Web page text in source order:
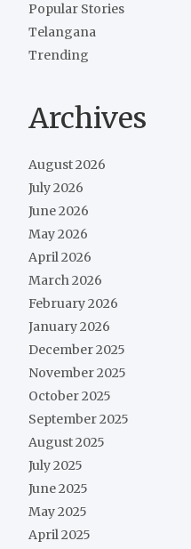
Popular Stories
Telangana
Trending
Archives
August 2026
July 2026
June 2026
May 2026
April 2026
March 2026
February 2026
January 2026
December 2025
November 2025
October 2025
September 2025
August 2025
July 2025
June 2025
May 2025
April 2025